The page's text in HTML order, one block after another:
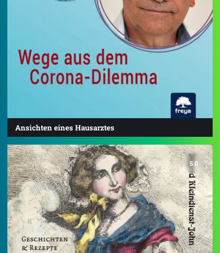
Ansichten eines Hausarztes
5.0